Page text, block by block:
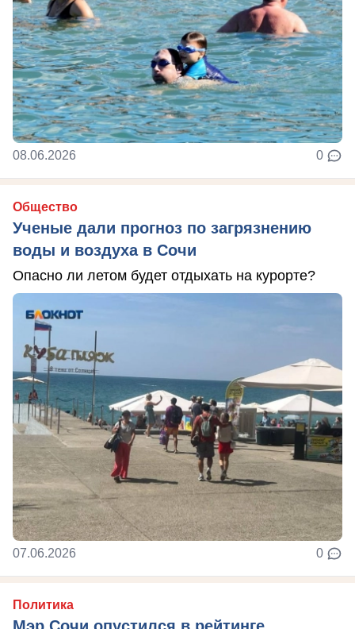
08.06.2026 0
Общество
Ученые дали прогноз по загрязнению
воды и воздуха в Сочи
Опасно ли летом будет отдыхать на курорте?
07.06.2026 0
Политика